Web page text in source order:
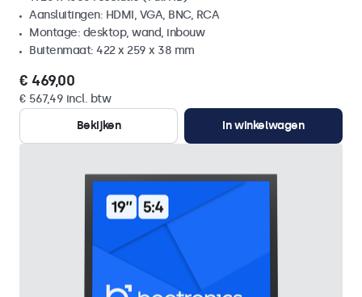
Aansluitingen: HDMI, VGA, BNC, RCA
Montage: desktop, wand, inbouw
Buitenmaat: 422 x 259 x 38 mm
€ 469,00
€ 567,49 incl. btw
Bekijken
In winkelwagen